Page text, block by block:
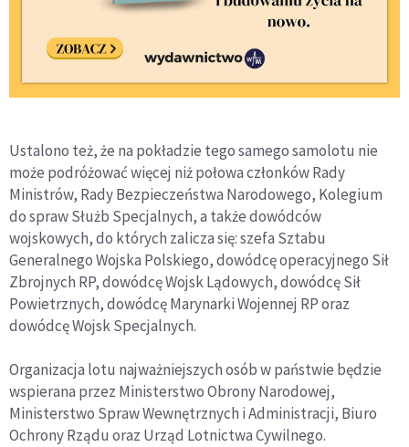
Ustalono też, że na pokładzie tego samego samolotu nie
może podróżować więcej niż połowa członków Rady
Ministrów, Rady Bezpieczeństwa Narodowego, Kolegium
do spraw Służb Specjalnych, a także dowódców
wojskowych, do których zalicza się: szefa Sztabu
Generalnego Wojska Polskiego, dowódcę operacyjnego Sił
Zbrojnych RP, dowódcę Wojsk Lądowych, dowódcę Sił
Powietrznych, dowódcę Marynarki Wojennej RP oraz
dowódcę Wojsk Specjalnych.
Organizacja lotu najważniejszych osób w państwie będzie
wspierana przez Ministerstwo Obrony Narodowej,
Ministerstwo Spraw Wewnętrznych i Administracji, Biuro
Ochrony Rządu oraz Urząd Lotnictwa Cywilnego.